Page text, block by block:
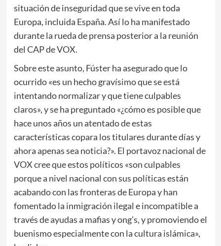
situación de inseguridad que se vive en toda
Europa, incluida España. Así lo ha manifestado
durante la rueda de prensa posterior a la reunión
del CAP de VOX.
Sobre este asunto, Fúster ha asegurado que lo
ocurrido «es un hecho gravísimo que se está
intentando normalizar y que tiene culpables
claros», y se ha preguntado «¿cómo es posible que
hace unos años un atentado de estas
características copara los titulares durante días y
ahora apenas sea noticia?». El portavoz nacional de
VOX cree que estos políticos «son culpables
porque a nivel nacional con sus políticas están
acabando con las fronteras de Europa y han
fomentado la inmigración ilegal e incompatible a
través de ayudas a mafias y ong’s, y promoviendo el
buenismo especialmente con la cultura islámica»,